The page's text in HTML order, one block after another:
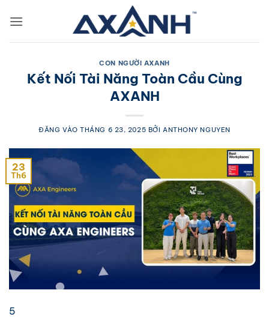
qua
CON NGƯỜI AXANH
Kết Nối Tài Năng Toàn Cầu Cùng
AXANH
ĐĂNG VÀOTHÁNG 6 23, 2025 BỞI ANTHONY NGUYEN
23
Th6
5